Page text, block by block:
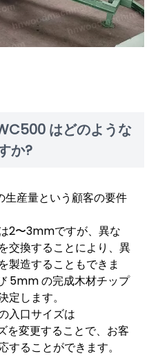
はどのような
か?
産量という顧客の要件
2〜3mmですが、異な
交換することにより、異
製造することもできま
5mm の完成木材チップ
定します。
入口サイズは
変更することで、お客
ることができます。